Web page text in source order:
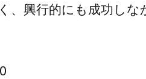
、興行的にも成功しな